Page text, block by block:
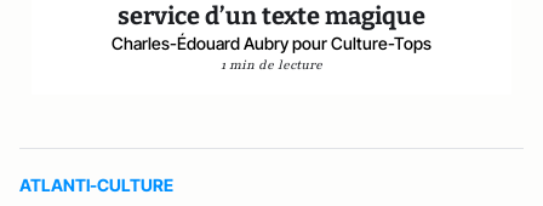
service d’un texte magique
Charles-Édouard Aubry pour Culture-Tops
1 min de lecture
ATLANTI-CULTURE